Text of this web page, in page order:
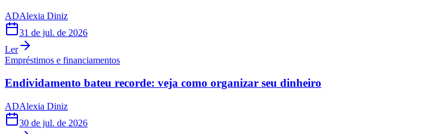
ADAlexia Diniz
31 de jul. de 2026
Ler
Empréstimos e financiamentos
Endividamento bateu recorde: veja como organizar seu dinheiro
ADAlexia Diniz
30 de jul. de 2026